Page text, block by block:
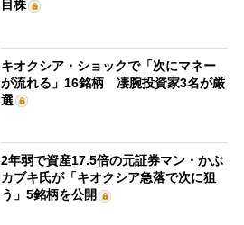
目株
キオクシア・ショックで「次にマネー
が流れる」16銘柄 凄腕投資家3名が厳
選
2年弱で資産17.5倍の元証券マン・かぶ
カブキ氏が「キオクシア急落で次に狙
う」5銘柄を公開